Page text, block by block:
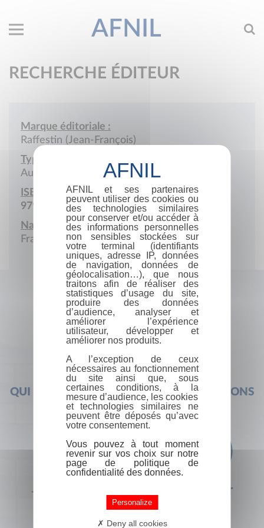
AFNIL
RECHERCHE ÉDITEUR
Marque éditoriale :
Raffestin (Jean-François)
Type de société :
Auto-édition
ISBN :
979-10-415-9990-5
Nationalité :
France
QUI SOMMES-NOUS ? FOIRE AUX QUESTIONS
+33 (0) 1 44 41 29 19 CONTACT
AFNIL et ses partenaires
peuvent utiliser des cookies ou
des technologies similaires
pour conserver et/ou accéder à
des informations personnelles
non sensibles stockées sur
votre terminal (identifiants
uniques, adresse IP, données
de navigation, données de
géolocalisation…), que nous
traitons afin de réaliser des
statistiques d’usage du site,
produire des données
d’audience, analyser et
améliorer l’expérience
utilisateur, développer et
améliorer nos produits.
A l’exception de ceux
nécessaires au fonctionnement
du site ainsi que, sous
certaines conditions, à la
mesure d’audience, les cookies
et technologies similaires ne
peuvent être déposés qu’avec
votre consentement.
Vous pouvez à tout moment
revenir sur vos choix sur notre
page de politique de
confidentialité des données.
Personalize
Deny all cookies